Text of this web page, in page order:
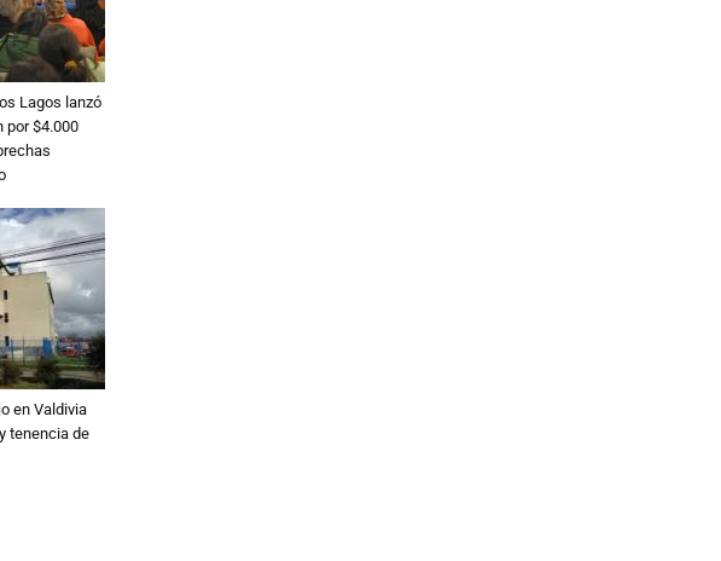
Lagos lanzó
por $4.000
en Valdivia
tenencia de